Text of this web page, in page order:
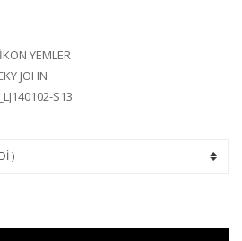
YEMLER
JOHN
S13